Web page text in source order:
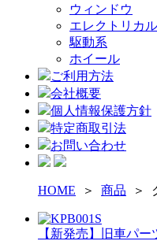
ウィンドウ
エレクトリカル
駆動系
ホイール
ご利用方法
会社概要
個人情報保護方針
特定商取引法
お問い合わせ
HOME ＞ 商品 ＞
【新発売】旧車パ